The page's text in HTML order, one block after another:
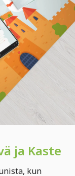
ja Kaste
kun